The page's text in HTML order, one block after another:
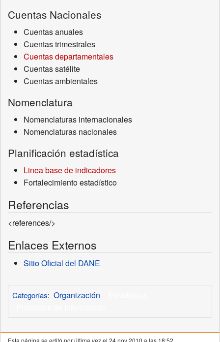
Cuentas Nacionales
Cuentas anuales
Cuentas trimestrales
Cuentas departamentales
Cuentas satélite
Cuentas ambientales
Nomenclatura
Nomenclaturas internacionales
Nomenclaturas nacionales
Planificación estadística
Linea base de indicadores
Fortalecimiento estadístico
Referencias
<references/>
Enlaces Externos
Sitio Oficial del DANE
Categorías: Organización